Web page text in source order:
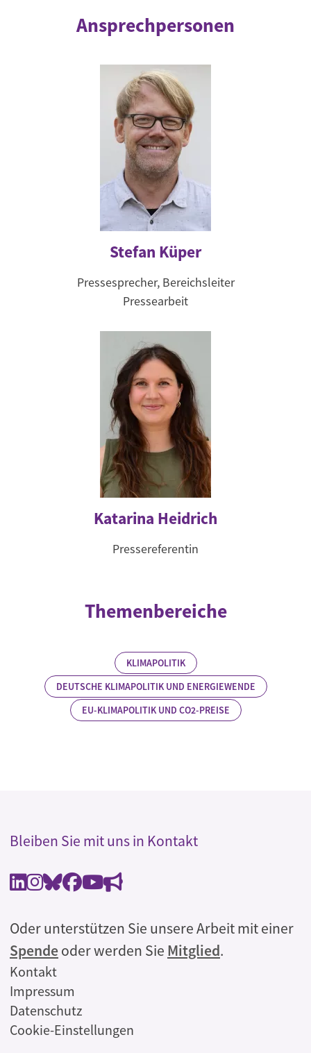
Ansprechpersonen
Stefan Küper
Pressesprecher, Bereichsleiter
Pressearbeit
Katarina Heidrich
Pressereferentin
Themenbereiche
KLIMAPOLITIK
DEUTSCHE KLIMAPOLITIK UND ENERGIEWENDE
EU-KLIMAPOLITIK UND CO2-PREISE
Bleiben Sie mit uns in Kontakt
Oder unterstützen Sie unsere Arbeit mit einer
Spendeoder werden Sie Mitglied.
Rechtliches
Kontakt
Impressum
Datenschutz
Cookie-Einstellungen